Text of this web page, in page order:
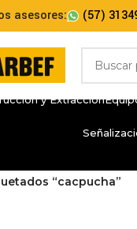
asesores: (57)
y Extracción
“cacpucha”